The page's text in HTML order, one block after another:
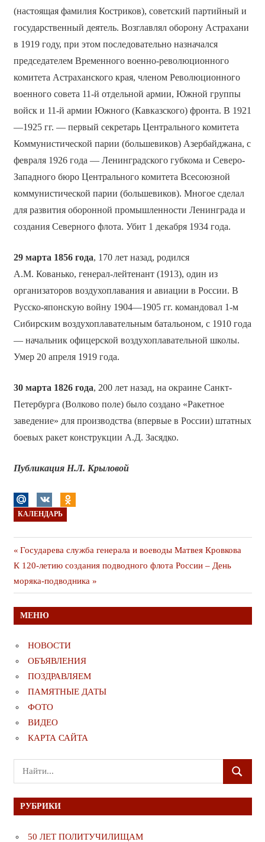
(настоящая фамилия Костриков), советский партийный и
государственный деятель. Возглавлял оборону Астрахани
в 1919 году, при этом последовательно назначался
председателем Временного военно-революционного
комитета Астраханского края, членом Революционного
военного совета 11-й отдельной армии, Южной группы
войск и 11-й армии Южного (Кавказского) фронта. В 1921
—1925 гг. — первый секретарь Центрального комитета
Коммунистической парии (большевиков) Азербайджана, с
февраля 1926 года — Ленинградского губкома и Северо-
Западного бюро Центрального комитета Всесоюзной
коммунистической парии (большевиков). Многое сделал
для развития оборонной промышленности Ленинграда и
создания Северного флота. Убит 1 декабря 1934 года.
29 марта 1856 года, 170 лет назад, родился
А.М. Кованько, генерал-лейтенант (1913), один из
организаторов воздухоплавания и авиации в России. В
Русско-японскую войну 1904—1905 гг. командовал 1-м
Сибирским воздухоплавательным батальоном, с 1910 года
— начальник офицерской воздухоплавательной школы.
Умер 20 апреля 1919 года.
30 марта 1826 года, 200 лет назад, на окраине Санкт-
Петербурга (Волково поле) было создано «Ракетное
заведение» для производства (впервые в России) штатных
боевых ракет конструкции А.Д. Засядко.
Публикация Н.Л. Крыловой
КАЛЕНДАРЬ
Навигация
по
записям
Предыдущая
публикация
Государева служба генерала и воеводы Матвея Кровкова
Следующая
публикация
К 120-летию создания подводного флота России – День
моряка-подводника
МЕНЮ
НОВОСТИ
ОБЪЯВЛЕНИЯ
ПОЗДРАВЛЯЕМ
ПАМЯТНЫЕ ДАТЫ
ФОТО
ВИДЕО
КАРТА САЙТА
Поиск
для:
ПОИСК
РУБРИКИ
50 ЛЕТ ПОЛИТУЧИЛИЩАМ